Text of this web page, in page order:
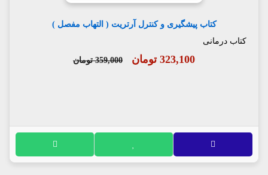
کتاب پیشگیری و کنترل آرتریت ( التهاب مفصل )
کتاب درمانی
323,100 تومان 359,000 تومان